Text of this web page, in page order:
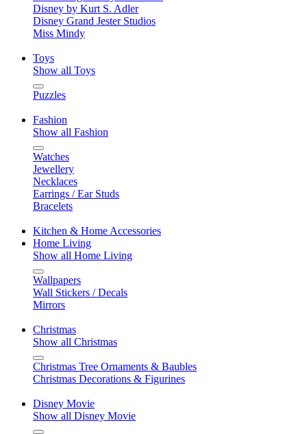
Disney by Kurt S. Adler
Disney Grand Jester Studios
Miss Mindy
Toys
Show all Toys
Puzzles
Fashion
Show all Fashion
Watches
Jewellery
Necklaces
Earrings / Ear Studs
Bracelets
Kitchen & Home Accessories
Home Living
Show all Home Living
Wallpapers
Wall Stickers / Decals
Mirrors
Christmas
Show all Christmas
Christmas Tree Ornaments & Baubles
Christmas Decorations & Figurines
Disney Movie
Show all Disney Movie